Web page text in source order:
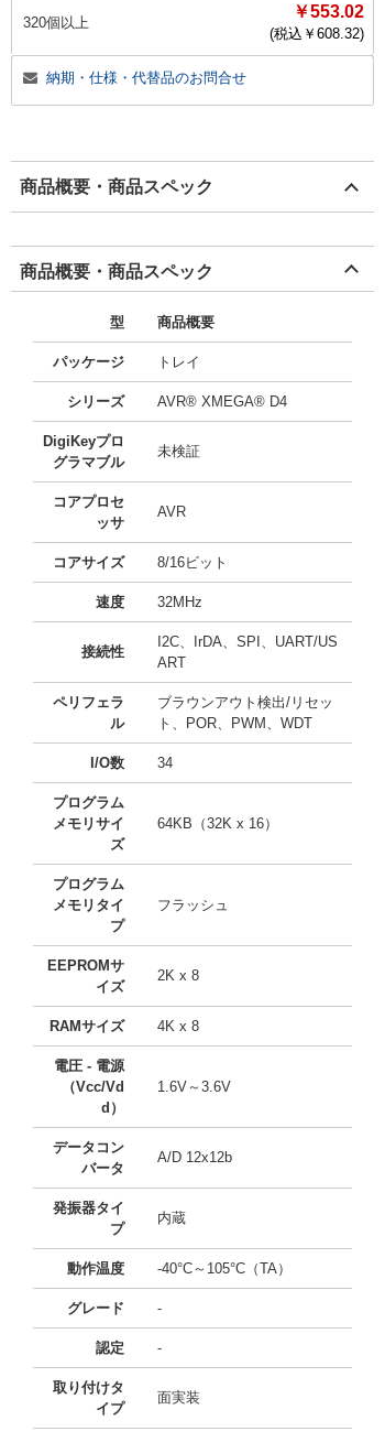
320個以上
￥553.02
(税込￥ 608.32)
納期・仕様・代替品のお問合せ
商品概要・商品スペック
商品概要・商品スペック
型 商品概要
パッケージ トレイ
シリーズ AVR® XMEGA® D4
DigiKeyプロ
グラマブル
未検証
コアプロセ
ッサ
AVR
コアサイズ 8/16ビット
速度 32MHz
接続性
I2C、IrDA、SPI、UART/US
ART
ペリフェラ
ル
ブラウンアウト検出/リセッ
ト、POR、PWM、WDT
I/O数 34
プログラム
メモリサイ
ズ
64KB（32K x 16）
プログラム
メモリタイ
プ
フラッシュ
EEPROMサ
イズ
2K x 8
RAMサイズ 4K x 8
電圧 - 電源
（Vcc/Vd
d）
1.6V～3.6V
データコン
バータ
A/D 12x12b
発振器タイ
プ
内蔵
動作温度 -40°C～105°C（TA）
グレード -
認定 -
取り付けタ
イプ
面実装